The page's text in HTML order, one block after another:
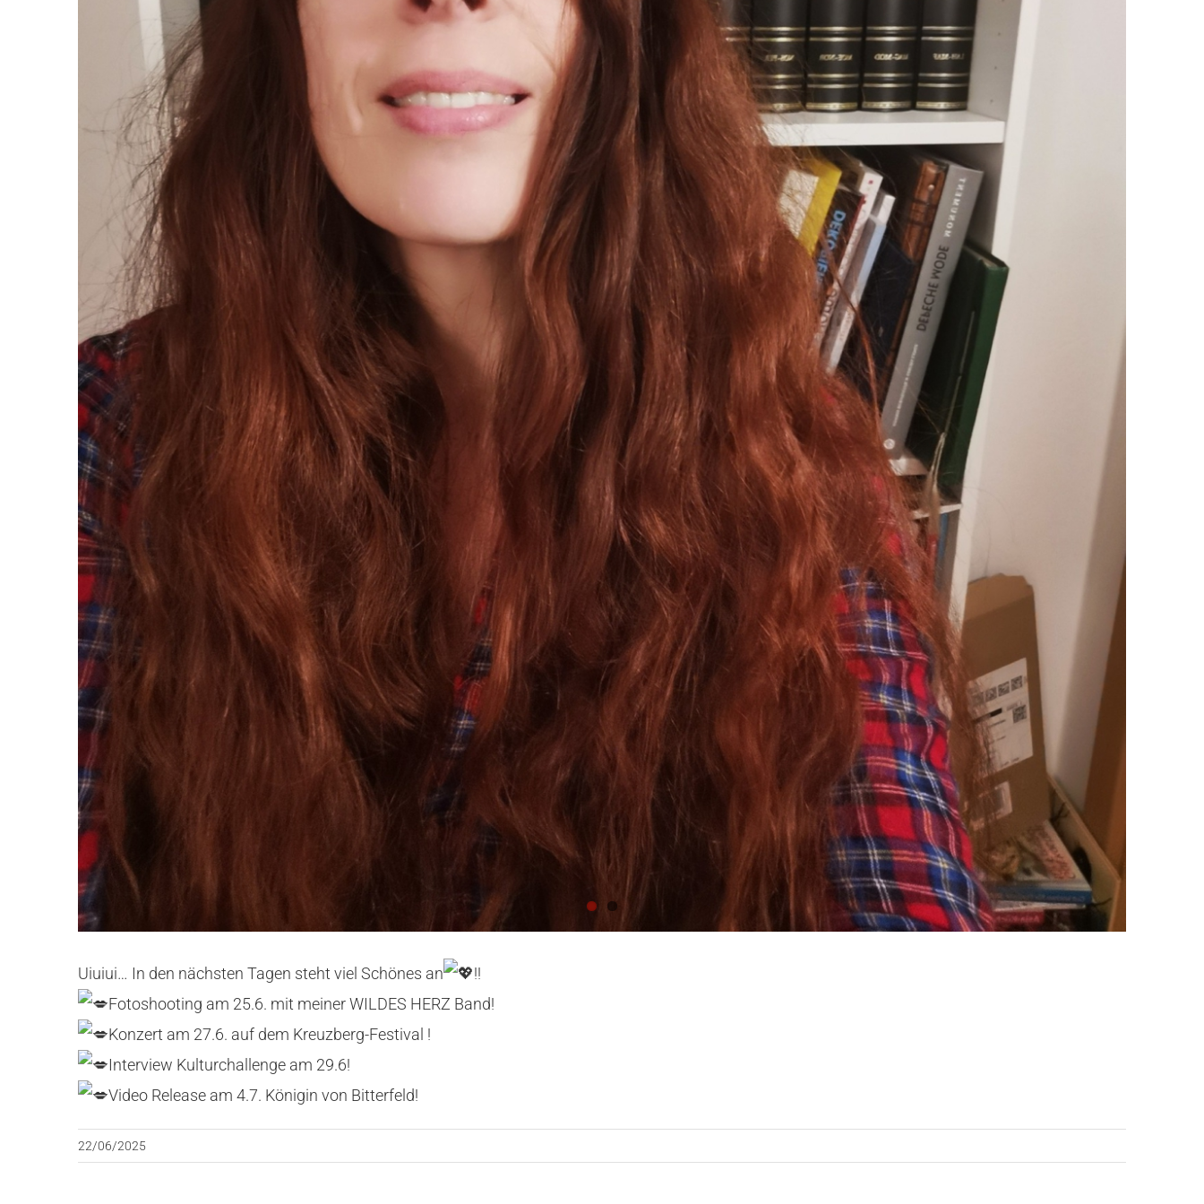
Uiuiui… In den nächsten Tagen steht viel Schönes an
!!
Fotoshooting am 25.6. mit meiner WILDES HERZ Band!
Konzert am 27.6. auf dem Kreuzberg-Festival !
Interview Kulturchallenge am 29.6!
Video Release am 4.7. Königin von Bitterfeld!
22/06/2025